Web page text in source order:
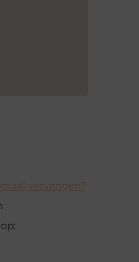
vervangen?